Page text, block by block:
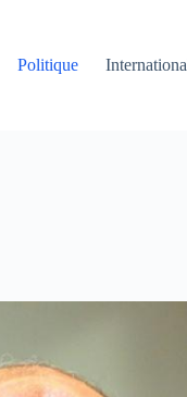
Politique